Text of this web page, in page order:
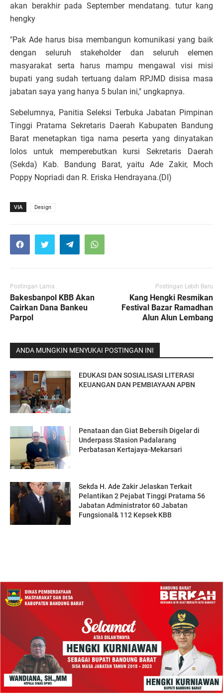
akan berakhir pada September mendatang. tutur kang
hengky
"Pak Ade harus bisa membangun komunikasi yang baik
dengan seluruh stakeholder dan seluruh elemen
masyarakat serta harus mampu mengawal visi misi
bupati yang sudah tertuang dalam RPJMD disisa masa
jabatan saya yang hanya 5 bulan ini," ungkapnya.
Sebelumnya, Panitia Seleksi Terbuka Jabatan Pimpinan
Tinggi Pratama Sekretaris Daerah Kabupaten Bandung
Barat menetapkan tiga nama peserta yang dinyatakan
lolos untuk memperebutkan kursi Sekretaris Daerah
(Sekda) Kab. Bandung Barat, yaitu Ade Zakir, Moch
Poppy Nopriadi dan R. Eriska Hendrayana.(DI)
VIA Design
Postingan Lama
Bakesbanpol KBB Akan
Cairkan Dana Bankeu
Parpol
Postingan Lebih Baru
Kang Hengki Resmikan
Festival Bazar Ramadhan
Alun Alun Lembang
ANDA MUNGKIN MENYUKAI POSTINGAN INI
EDUKASI DAN SOSIALISASI LITERASI
KEUANGAN DAN PEMBIAYAAN APBN
Penataan dan Giat Bebersih Digelar di
Underpass Stasion Padalarang
Perbatasan Kertajaya-Mekarsari
Sekda H. Ade Zakir Jelaskan Terkait
Pelantikan 2 Pejabat Tinggi Pratama 56
Jabatan Administrator 60 Jabatan
Fungsional& 112 Kepsek KBB